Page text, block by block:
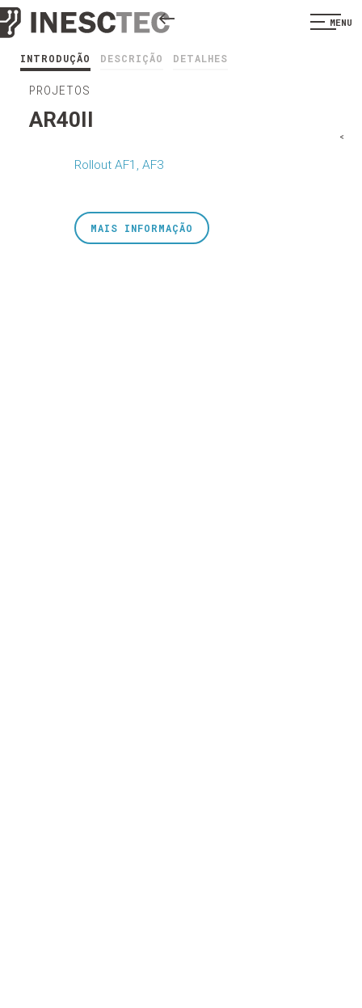
MENU
INTRODUÇÃO DESCRIÇÃO DETALHES
PROJETOS
AR40II
Rollout AF1, AF3
<
MAIS INFORMAÇÃO